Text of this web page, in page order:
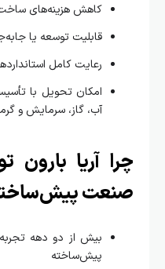
کاهش هزینه‌های ساخت، اجرا و
قابلیت توسعه یا جابه‌جایی
رعایت کامل استانداردهای ملی و
امکان تحویل با تأسیسات
آب، گاز، سرمایش و گرمایش)
آریا بارون توس
پیش‌ساخته
بیش از دو دهه تجربه در
پیش‌ساخته